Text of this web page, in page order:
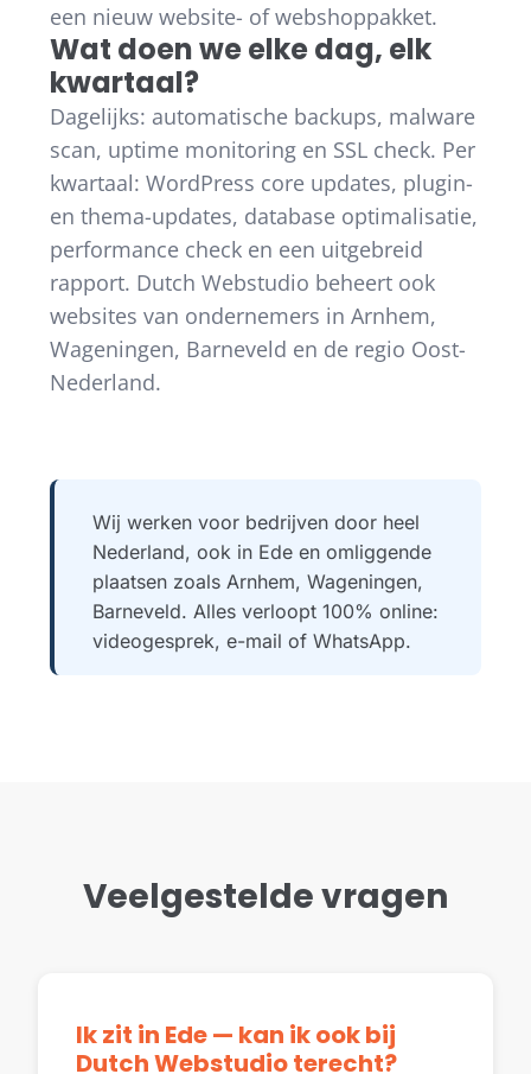
een nieuw website- of webshoppakket.
Wat doen we elke dag, elk
kwartaal?
Dagelijks: automatische backups, malware
scan, uptime monitoring en SSL check. Per
kwartaal: WordPress core updates, plugin-
en thema-updates, database optimalisatie,
performance check en een uitgebreid
rapport. Dutch Webstudio beheert ook
websites van ondernemers in Arnhem,
Wageningen, Barneveld en de regio Oost-
Nederland.
Wij werken voor bedrijven door heel
Nederland, ook in Ede en omliggende
plaatsen zoals Arnhem, Wageningen,
Barneveld. Alles verloopt 100% online:
videogesprek, e-mail of WhatsApp.
Veelgestelde vragen
Ik zit in Ede — kan ik ook bij
Dutch Webstudio terecht?